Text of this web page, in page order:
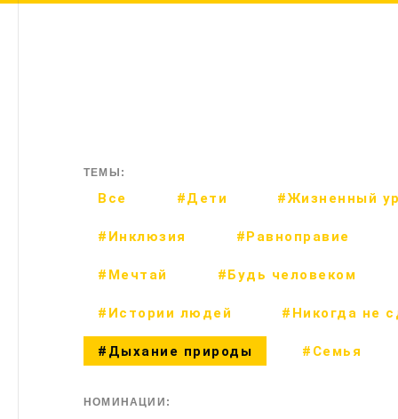
ТЕМЫ:
Все #Дети #Жизненный
#Инклюзия #Равноправие
#Мечтай #Будь человеком
#Истории людей #Никогда не
#Дыхание природы #Семья
НОМИНАЦИИ: